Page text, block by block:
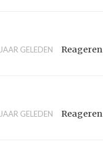
GELEDEN Reageren
GELEDEN Reageren